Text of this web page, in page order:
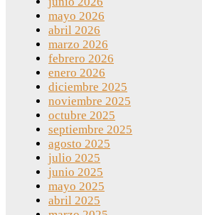
mayo 2026
abril 2026
marzo 2026
febrero 2026
enero 2026
diciembre 2025
noviembre 2025
octubre 2025
septiembre 2025
agosto 2025
julio 2025
junio 2025
mayo 2025
abril 2025